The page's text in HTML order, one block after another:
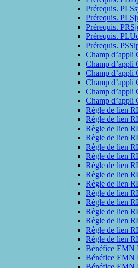
Prérequis.
Prérequis.
Prérequis.
Prérequis.
Prérequis.
Champ d’appli
Champ d’appli
Champ d’appli
Champ d’appli
Champ
Champ d’appli
Règle de lien
Règle de lien
Règle de lien
Règle de lien
Règle de lien
Règle de lien
Règle de lien
Règle de lien
Règle de lien
Règle de lien
Règle de lien
Règle de lien
Règle de lien
Règle de lien
Règle de lien
Bénéfice EMN
Bénéfice EMN